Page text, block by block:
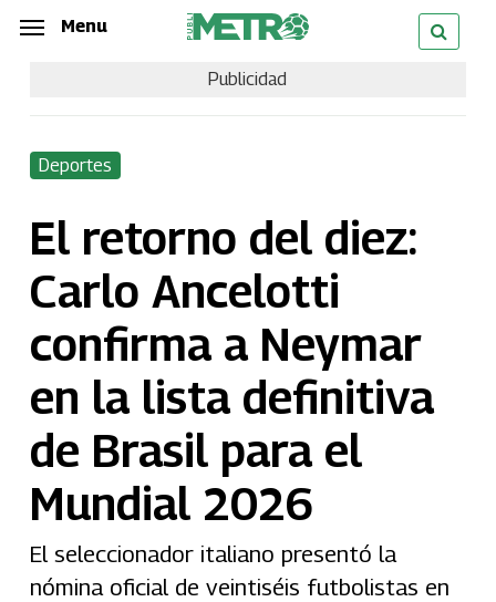
Skip
content
Menu
Publicidad
Deportes
El retorno del diez:
Carlo Ancelotti
confirma a Neymar
en la lista definitiva
de Brasil para el
Mundial 2026
El seleccionador italiano presentó la
nómina oficial de veintiséis futbolistas en
Menu